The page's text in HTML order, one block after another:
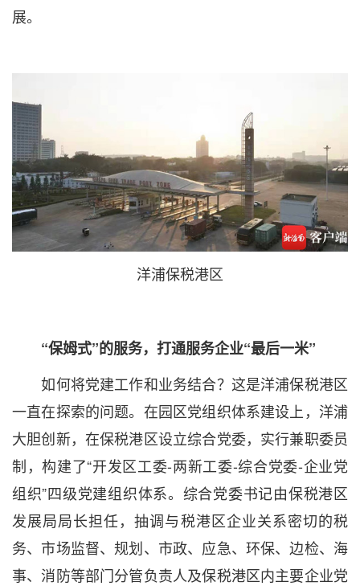
展。
洋浦保税港区
“保姆式”的服务，打通服务企业“最后一米”
如何将党建工作和业务结合？这是洋浦保税港区
一直在探索的问题。在园区党组织体系建设上，洋浦
大胆创新，在保税港区设立综合党委，实行兼职委员
制，构建了“开发区工委-两新工委-综合党委-企业党
组织”四级党建组织体系。综合党委书记由保税港区
发展局局长担任，抽调与税港区企业关系密切的税
务、市场监督、规划、市政、应急、环保、边检、海
事、消防等部门分管负责人及保税港区内主要企业党